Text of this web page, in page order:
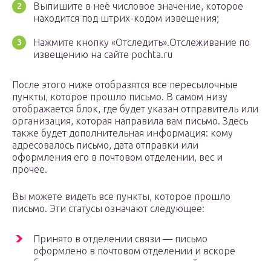
Выпишите в неё числовое значение, которое
находится под штрих-кодом извещения;
Нажмите кнопку «Отследить».Отслеживание по
извещению на сайте pochta.ru
После этого ниже отобразятся все пересылочные
пункты, которое прошло письмо. В самом низу
отображается блок, где будет указан отправитель или
организация, которая направила вам письмо. Здесь
также будет дополнительная информация: кому
адресовалось письмо, дата отправки или
оформления его в почтовом отделении, вес и
прочее.
Вы можете видеть все пункты, которое прошло
письмо. Эти статусы означают следующее:
Принято в отделении связи — письмо
оформлено в почтовом отделении и вскоре